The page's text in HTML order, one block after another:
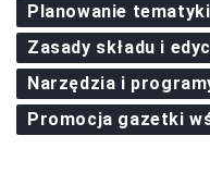
Planowanie
Zasady składu i
Narzędzia i
Promocja gazetki